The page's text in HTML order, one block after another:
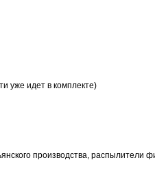
уже идет в комплекте)
производства, распылители